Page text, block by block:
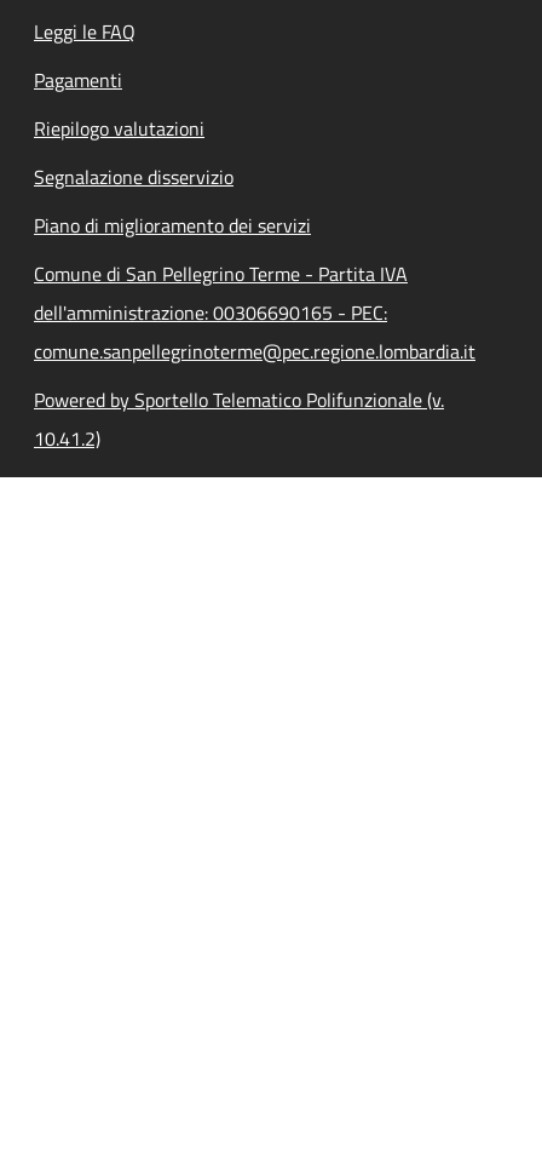
Leggi le FAQ
Pagamenti
Riepilogo valutazioni
Segnalazione disservizio
Piano di miglioramento dei servizi
Comune di San Pellegrino Terme - Partita IVA
dell'amministrazione: 00306690165 - PEC:
comune.sanpellegrinoterme@pec.regione.lombardia.it
Powered by Sportello Telematico Polifunzionale (v.
10.41.2)